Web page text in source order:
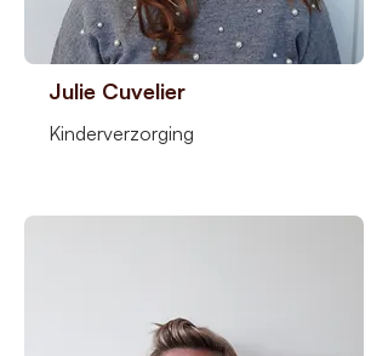
Julie Cuvelier
Kinderverzorging